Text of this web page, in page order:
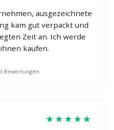
ausgezeichnete
kam gut verpackt und
Zeit an. Ich werde
kaufen.
Bewertungen
★★★★★